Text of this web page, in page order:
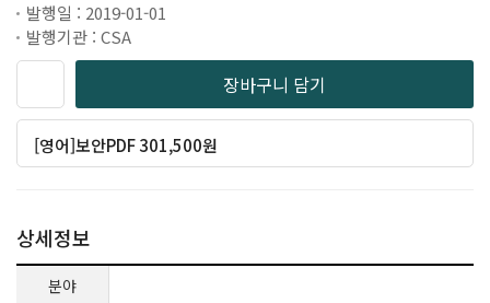
발행일 : 2019-01-01
발행기관 : CSA
장바구니 담기
[영어]보안PDF 301,500원
상세정보
분야